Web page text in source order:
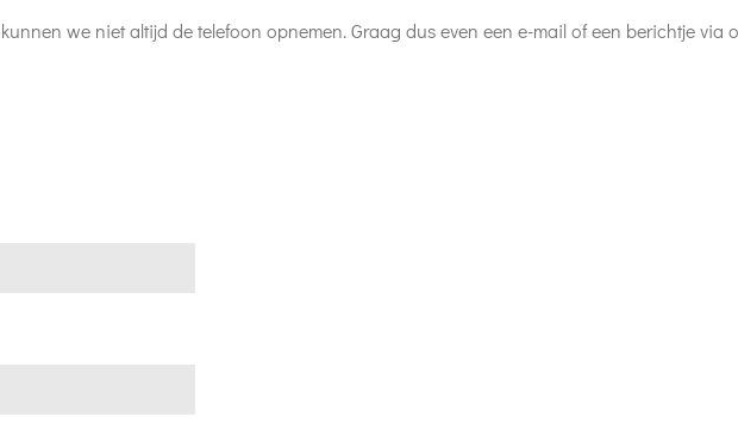
we niet altijd de telefoon opnemen. Graag dus even een e-mail of een berichtje via